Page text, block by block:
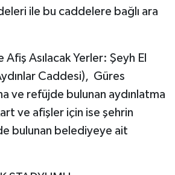
ile bu caddelere bağlı ara
Asılacak Yerler: Şeyh El
Caddesi), Güres
ve refüjde bulunan aydınlatma
ve afişler için ise şehrin
bulunan belediyeye ait